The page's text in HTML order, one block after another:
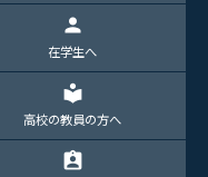
person
在学生へ
local_library
高校の教員の方へ
assignment_ind